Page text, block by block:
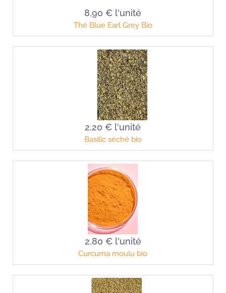
8,90 € l'unité
Thé Blue Earl Grey Bio
2,20 € l'unité
Basilic séché bio
2,80 € l'unité
Curcuma moulu bio